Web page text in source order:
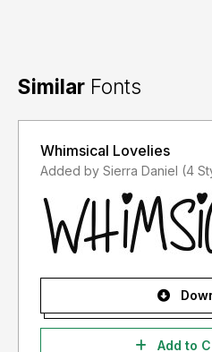
Informasi tentang Lisensi apa
silahkan menghubungi saya:
+6282134383749
Terima kasih mohon saling
Similar Fonts
Whimsical Lovelies
Added by Sierra
Add to